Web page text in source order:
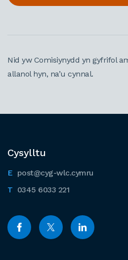
Nid yw Comisiynydd yn gyfrifol
allanol hyn, na’u cynnal.
Cysylltu
post@cyg-wlc.cymru
0345 6033 221